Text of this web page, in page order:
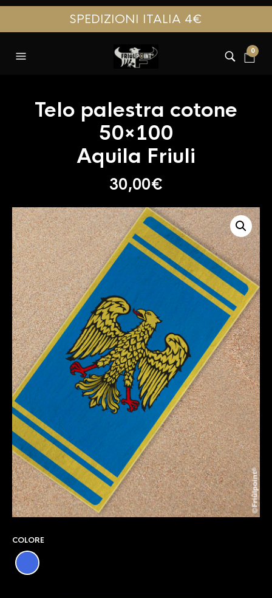
SPEDIZIONI ITALIA 4€
0
Telo palestra cotone
50×100
Aquila Friuli
30,00€
COLORE